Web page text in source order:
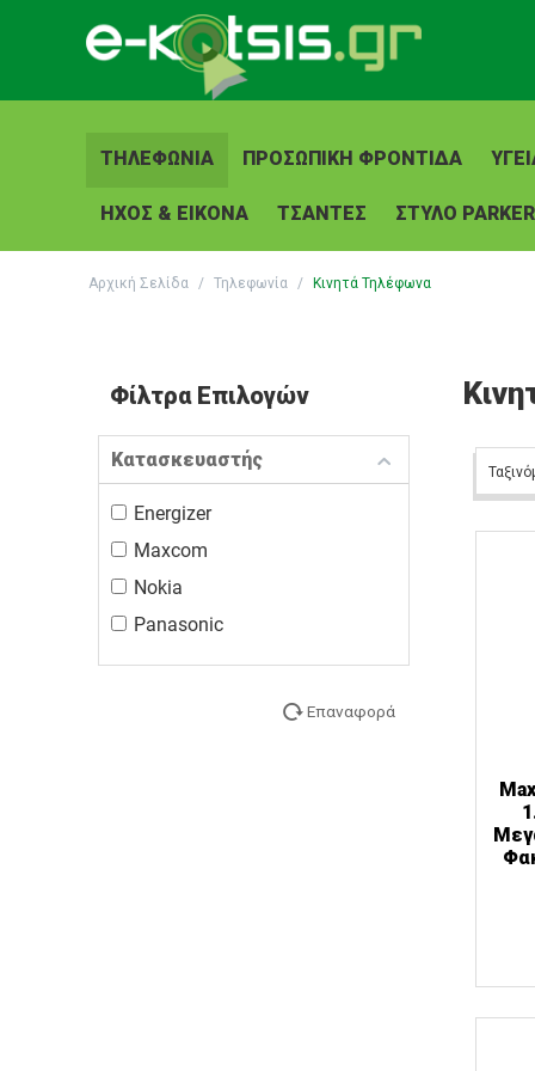
ΤΗΛΕΦΩΝΊΑ ΠΡΟΣΩΠΙΚΉ ΦΡΟΝΤΊΔΑ
ΉΧΟΣ & ΕΙΚΌΝΑ ΤΣΆΝΤΕΣ ΣΤΥΛΟ PARKER
Αρχική Σελίδα / Τηλεφωνία / Κινητά Τηλέφωνα
Φίλτρα Επιλογών
Κατασκευαστής
Energizer
Maxcom
Nokia
Panasonic
Επαναφορά